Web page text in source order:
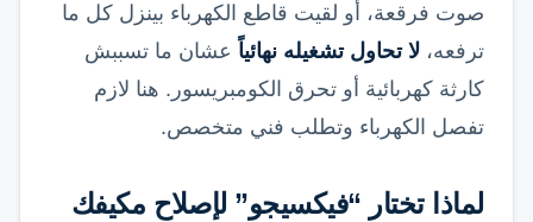
صوت فرقعة، أو لقيت قاطع الكهرباء بينزل كل ما
ترفعه، لا تحاول تشغيله نهائياً عشان ما تسببش
كارثة كهربائية أو تحرق الكومبريسور. هنا لازم
تفصل الكهرباء وتطلب فني متخصص.
لماذا تختار “فيكسيجو” لإصلاح مكيفك